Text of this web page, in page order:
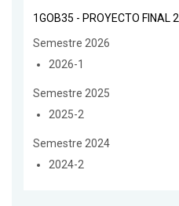
1GOB35 - PROYECTO FINAL 2
Semestre 2026
2026-1
Semestre 2025
2025-2
Semestre 2024
2024-2